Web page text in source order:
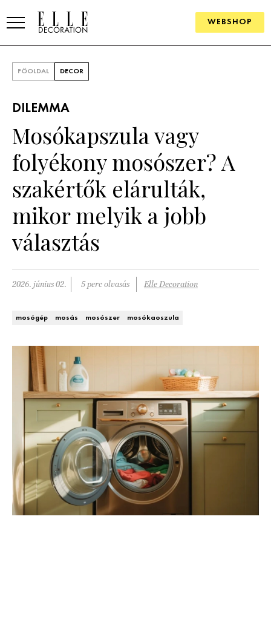
WEBSHOP
SZOBÁK
Konyha
Fürdőszoba
Nappali
Hálószoba
Kert és terasz
ÖTLETEK
HÍRLEVÉL
FŐOLDAL DECOR
DILEMMA
Mosókapszula vagy
folyékony mosószer? A
szakértők elárulták,
mikor melyik a jobb
választás
2026. június 02. 5 perc olvasás Elle Decoration
mosógép mosás mosószer mosókaoszula